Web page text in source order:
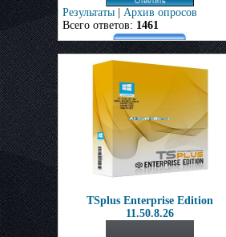
Результаты | Архив опросов
Всего ответов: 1461
TSplus Enterprise Edition
11.50.8.26